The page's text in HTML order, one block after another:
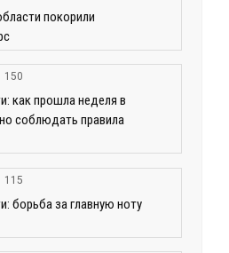
покорили
150
как прошла неделя в
соблюдать правила
115
борьба за главную ноту